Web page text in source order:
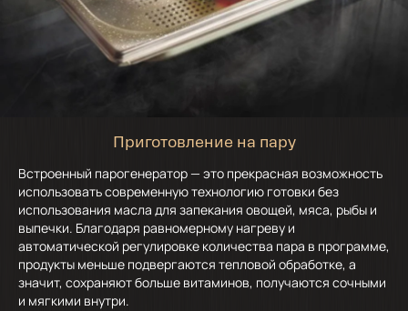
Приготовление на пару
Встроенный парогенератор — это прекрасная возможность
использовать современную технологию готовки без
использования масла для запекания овощей, мяса, рыбы и
выпечки. Благодаря равномерному нагреву и
автоматической регулировке количества пара в программе,
продукты меньше подвергаются тепловой обработке, а
значит, сохраняют больше витаминов, получаются сочными
и мягкими внутри.